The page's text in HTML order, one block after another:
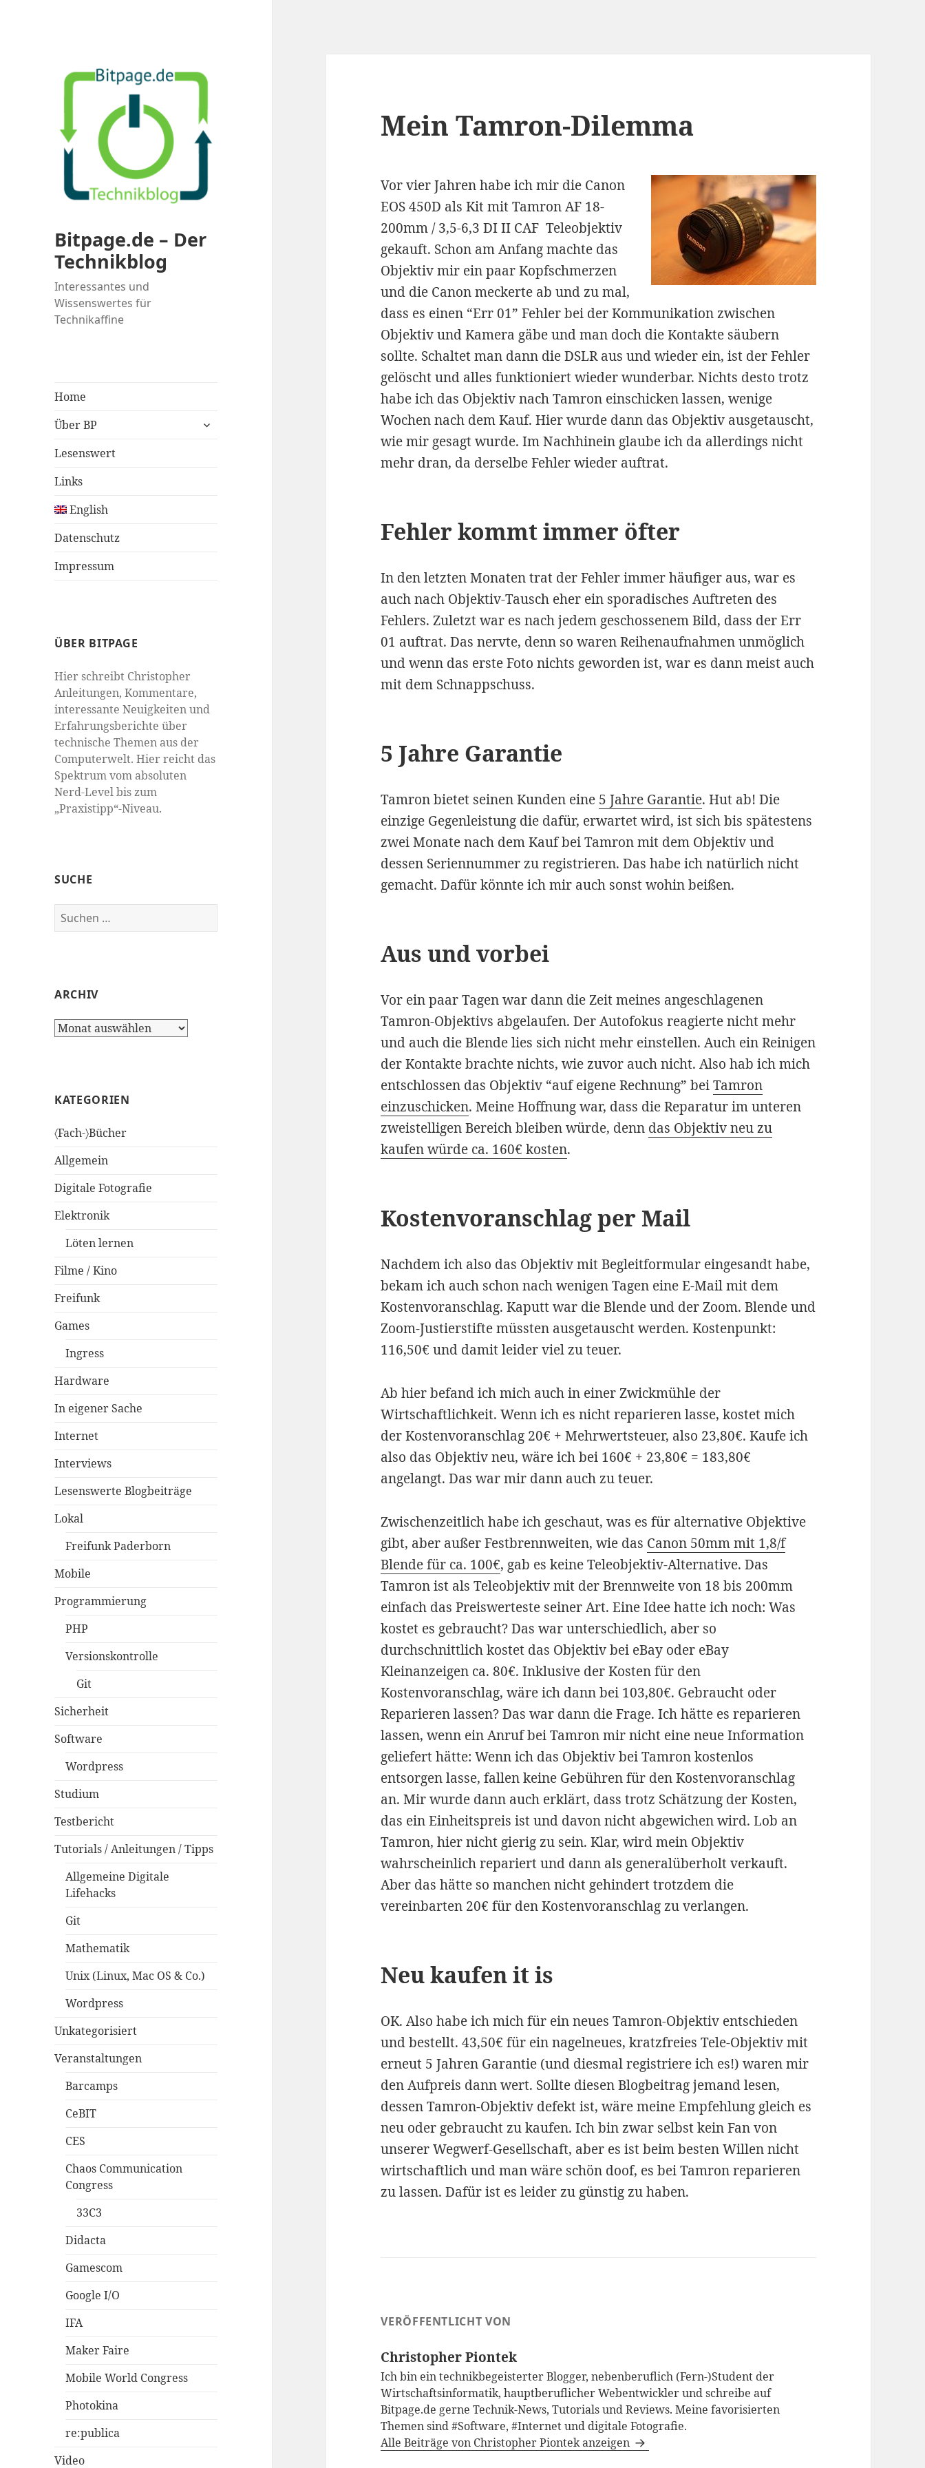
Bitpage.de – Der
Technikblog
Interessantes und
Wissenswertes für
Technikaffine
Home
Über BP
untermenü
Lesenswert
Links
English
Datenschutz
Impressum
ÜBER BITPAGE
Hier schreibt Christopher
Anleitungen, Kommentare,
interessante Neuigkeiten und
Erfahrungsberichte über
technische Themen aus der
Computerwelt. Hier reicht das
Spektrum vom absoluten
Nerd-Level bis zum
„Praxistipp“-Niveau.
SUCHE
Suchen
nach:
ARCHIV
Archiv
KATEGORIEN
〈Fach-〉Bücher
Allgemein
Digitale Fotografie
Elektronik
Löten lernen
Filme / Kino
Freifunk
Games
Ingress
Hardware
In eigener Sache
Internet
Interviews
Lesenswerte Blogbeiträge
Lokal
Freifunk Paderborn
Mobile
Programmierung
PHP
Versionskontrolle
Git
Sicherheit
Software
Wordpress
Studium
Testbericht
Tutorials / Anleitungen / Tipps
Allgemeine Digitale
Lifehacks
Git
Mathematik
Unix (Linux, Mac OS & Co.)
Wordpress
Unkategorisiert
Veranstaltungen
Barcamps
CeBIT
CES
Chaos Communication
Congress
33C3
Didacta
Gamescom
Google I/O
IFA
Maker Faire
Mobile World Congress
Photokina
re:publica
Video
Mein Tamron-Dilemma
Vor vier Jahren habe ich mir die Canon
EOS 450D als Kit mit Tamron AF 18-
200mm / 3,5-6,3 DI II CAF Teleobjektiv
gekauft. Schon am Anfang machte das
Objektiv mir ein paar Kopfschmerzen
und die Canon meckerte ab und zu mal,
dass es einen “Err 01” Fehler bei der Kommunikation zwischen
Objektiv und Kamera gäbe und man doch die Kontakte säubern
sollte. Schaltet man dann die DSLR aus und wieder ein, ist der Fehler
gelöscht und alles funktioniert wieder wunderbar. Nichts desto trotz
habe ich das Objektiv nach Tamron einschicken lassen, wenige
Wochen nach dem Kauf. Hier wurde dann das Objektiv ausgetauscht,
wie mir gesagt wurde. Im Nachhinein glaube ich da allerdings nicht
mehr dran, da derselbe Fehler wieder auftrat.
Fehler kommt immer öfter
In den letzten Monaten trat der Fehler immer häufiger aus, war es
auch nach Objektiv-Tausch eher ein sporadisches Auftreten des
Fehlers. Zuletzt war es nach jedem geschossenem Bild, dass der Err
01 auftrat. Das nervte, denn so waren Reihenaufnahmen unmöglich
und wenn das erste Foto nichts geworden ist, war es dann meist auch
mit dem Schnappschuss.
5 Jahre Garantie
Tamron bietet seinen Kunden eine 5 Jahre Garantie. Hut ab! Die
einzige Gegenleistung die dafür, erwartet wird, ist sich bis spätestens
zwei Monate nach dem Kauf bei Tamron mit dem Objektiv und
dessen Seriennummer zu registrieren. Das habe ich natürlich nicht
gemacht. Dafür könnte ich mir auch sonst wohin beißen.
Aus und vorbei
Vor ein paar Tagen war dann die Zeit meines angeschlagenen
Tamron-Objektivs abgelaufen. Der Autofokus reagierte nicht mehr
und auch die Blende lies sich nicht mehr einstellen. Auch ein Reinigen
der Kontakte brachte nichts, wie zuvor auch nicht. Also hab ich mich
entschlossen das Objektiv “auf eigene Rechnung” beiTamron
einzuschicken. Meine Hoffnung war, dass die Reparatur im unteren
zweistelligen Bereich bleiben würde, denn das Objektiv neu zu
kaufen würde ca. 160€ kosten.
Kostenvoranschlag per Mail
Nachdem ich also das Objektiv mit Begleitformular eingesandt habe,
bekam ich auch schon nach wenigen Tagen eine E-Mail mit dem
Kostenvoranschlag. Kaputt war die Blende und der Zoom. Blende und
Zoom-Justierstifte müssten ausgetauscht werden. Kostenpunkt:
116,50€ und damit leider viel zu teuer.
Ab hier befand ich mich auch in einer Zwickmühle der
Wirtschaftlichkeit. Wenn ich es nicht reparieren lasse, kostet mich
der Kostenvoranschlag 20€ + Mehrwertsteuer, also 23,80€. Kaufe ich
also das Objektiv neu, wäre ich bei 160€ + 23,80€ = 183,80€
angelangt. Das war mir dann auch zu teuer.
Zwischenzeitlich habe ich geschaut, was es für alternative Objektive
gibt, aber außer Festbrennweiten, wie das Canon 50mm mit 1,8/f
Blende für ca. 100€, gab es keine Teleobjektiv-Alternative. Das
Tamron ist als Teleobjektiv mit der Brennweite von 18 bis 200mm
einfach das Preiswerteste seiner Art. Eine Idee hatte ich noch: Was
kostet es gebraucht? Das war unterschiedlich, aber so
durchschnittlich kostet das Objektiv bei eBay oder eBay
Kleinanzeigen ca. 80€. Inklusive der Kosten für den
Kostenvoranschlag, wäre ich dann bei 103,80€. Gebraucht oder
Reparieren lassen? Das war dann die Frage. Ich hätte es reparieren
lassen, wenn ein Anruf bei Tamron mir nicht eine neue Information
geliefert hätte: Wenn ich das Objektiv bei Tamron kostenlos
entsorgen lasse, fallen keine Gebühren für den Kostenvoranschlag
an. Mir wurde dann auch erklärt, dass trotz Schätzung der Kosten,
das ein Einheitspreis ist und davon nicht abgewichen wird. Lob an
Tamron, hier nicht gierig zu sein. Klar, wird mein Objektiv
wahrscheinlich repariert und dann als generalüberholt verkauft.
Aber das hätte so manchen nicht gehindert trotzdem die
vereinbarten 20€ für den Kostenvoranschlag zu verlangen.
Neu kaufen it is
OK. Also habe ich mich für ein neues Tamron-Objektiv entschieden
und bestellt. 43,50€ für ein nagelneues, kratzfreies Tele-Objektiv mit
erneut 5 Jahren Garantie (und diesmal registriere ich es!) waren mir
den Aufpreis dann wert. Sollte diesen Blogbeitrag jemand lesen,
dessen Tamron-Objektiv defekt ist, wäre meine Empfehlung gleich es
neu oder gebraucht zu kaufen. Ich bin zwar selbst kein Fan von
unserer Wegwerf-Gesellschaft, aber es ist beim besten Willen nicht
wirtschaftlich und man wäre schön doof, es bei Tamron reparieren
zu lassen. Dafür ist es leider zu günstig zu haben.
VERÖFFENTLICHT VON
Christopher Piontek
Ich bin ein technikbegeisterter Blogger, nebenberuflich (Fern-)Student der
Wirtschaftsinformatik, hauptberuflicher Webentwickler und schreibe auf
Bitpage.de gerne Technik-News, Tutorials und Reviews. Meine favorisierten
Themen sind #Software, #Internet und digitale Fotografie.
Alle Beiträge von Christopher Piontek anzeigen